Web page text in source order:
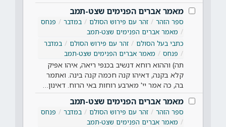
מאמר אברים הפנימים שצט-תמב
ספר הזהר זהר עם פירוש הסולם במדבר
פנחס
מאמר אברים הפנימים שצט-תמב
כתבי בעל הסולם
זהר עם פירוש הסולם
במדבר
פנחס
מאמר אברים הפנימים שצט-תמב
תה) וההוא רוחא דנשיב בכנפי ריאה, איהו אפיק
קלא בקנה, דאיהו קנה חכמה קנה בינה. ואתמר
בה, כה אמר יי' מארבע רוחות באי הרוח. דאינון…
מאמר אברים הפנימים שצט-תמב
ספר הזהר זהר עם פירוש הסולם במדבר
פנחס
מאמר אברים הפנימים שצט-תמב